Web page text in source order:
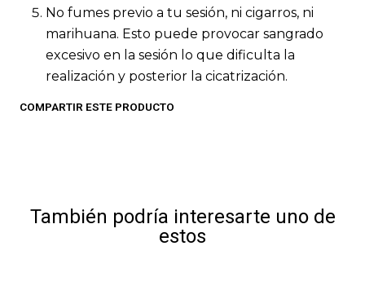
No fumes previo a tu sesión, ni cigarros, ni
marihuana. Esto puede provocar sangrado
excesivo en la sesión lo que dificulta la
realización y posterior la cicatrización.
COMPARTIR ESTE PRODUCTO
También podría interesarte uno de
estos